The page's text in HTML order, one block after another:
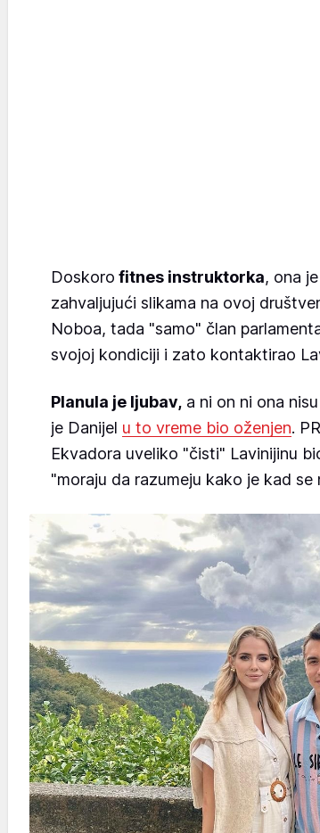
Doskoro fitnes instruktorka, ona
zahvaljujući slikama na ovoj
Noboa, tada "samo" član
svojoj kondiciji i zato kontaktirao
Planula je ljubav, a ni on ni ona
je Danijel u to vreme bio oženjen.
Ekvadora uveliko "čisti" Lavinijinu
"moraju da razumeju kako je kad se